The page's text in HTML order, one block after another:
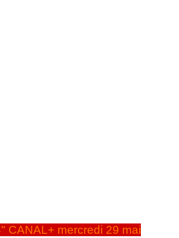
CANAL+ mercredi 29 mai